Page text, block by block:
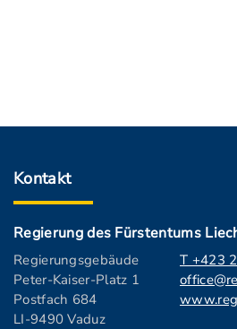
Kontakt
Regierung des Fürstentums
Regierungsgebäude
Peter-Kaiser-Platz 1
Postfach 684
LI-9490 Vaduz
T +423